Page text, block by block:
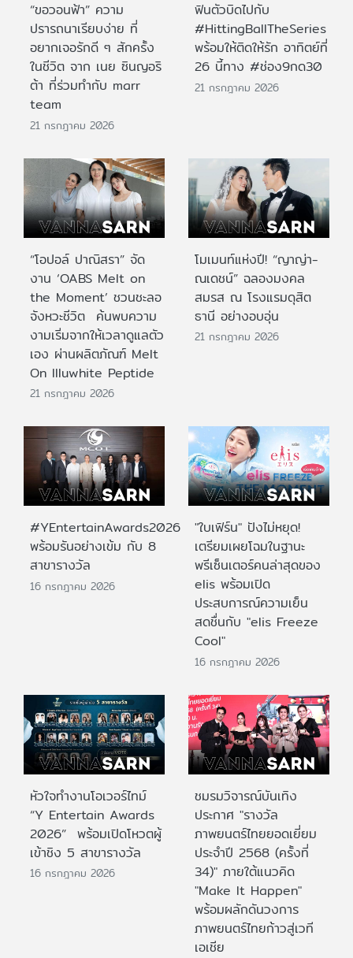
“ขอวอนฟ้า” ความ
ปรารถนาเรียบง่าย ที่
อยากเจอรักดี ๆ สักครั้ง
ในชีวิต จาก เนย ซินญอริ
ต้า ที่ร่วมทำกับ marr
team
21 กรกฎาคม 2026
ฟินตัวบิดไปกับ
#HittingBallTheSeries
พร้อมให้ติดให้รัก อาทิตย์ที่
26 นี้ทาง #ช่อง9กด30
21 กรกฎาคม 2026
“โอปอล์ ปาณิสรา” จัด
งาน ‘OABS Melt on
the Moment’ ชวนชะลอ
จังหวะชีวิต ค้นพบความ
งามเริ่มจากให้เวลาดูแลตัว
เอง ผ่านผลิตภัณฑ์ Melt
On Illuwhite Peptide
21 กรกฎาคม 2026
โมเมนท์แห่งปี! “ญาญ่า-
ณเดชน์” ฉลองมงคล
สมรส ณ โรงแรมดุสิต
ธานี อย่างอบอุ่น
21 กรกฎาคม 2026
#YEntertainAwards2026
พร้อมรันอย่างเข้ม กับ 8
สาขารางวัล
16 กรกฎาคม 2026
"ใบเฟิร์น" ปังไม่หยุด!
เตรียมเผยโฉมในฐานะ
พรีเซ็นเตอร์คนล่าสุดของ
elis พร้อมเปิด
ประสบการณ์ความเย็น
สดชื่นกับ "elis Freeze
Cool"
16 กรกฎาคม 2026
หัวใจทำงานโอเวอร์ไทม์
“Y Entertain Awards
2026” พร้อมเปิดโหวตผู้
เข้าชิง 5 สาขารางวัล
16 กรกฎาคม 2026
ชมรมวิจารณ์บันเทิง
ประกาศ "รางวัล
ภาพยนตร์ไทยยอดเยี่ยม
ประจําปี 2568 (ครั้งที่
34)" ภายใต้แนวคิด
"Make It Happen"
พร้อมผลักดันวงการ
ภาพยนตร์ไทยก้าวสู่เวที
เอเชีย